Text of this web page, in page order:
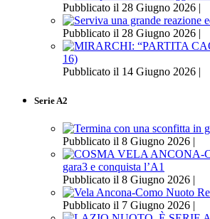
Pubblicato il 28 Giugno 2026 |
Pubblicato il 28 Giugno 2026 |
16)
Pubblicato il 14 Giugno 2026 |
Serie A2
Pubblicato il 8 Giugno 2026 |
gara3 e conquista l’A1
Pubblicato il 8 Giugno 2026 |
Pubblicato il 7 Giugno 2026 |